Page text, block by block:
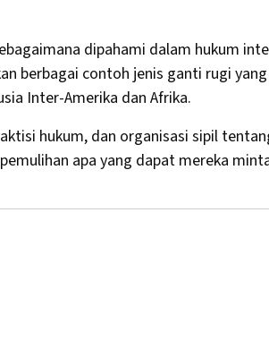
dipahami dalam hukum
berbagai contoh jenis ganti rugi
Inter-Amerika dan Afrika.
hukum, dan organisasi sipil
apa yang dapat mereka